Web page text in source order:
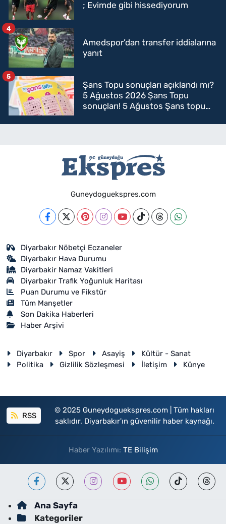
; Evimde gibi hissediyorum
Amedspor’dan transfer iddialarına
yanıt
4
Şans Topu sonuçları açıklandı mı?
5 Ağustos 2026 Şans Topu
sonuçları! 5 Ağustos Şans topu
5
Guneydoguekspres.com
Diyarbakır Nöbetçi Eczaneler
Diyarbakır Hava Durumu
Diyarbakir Namaz Vakitleri
Diyarbakır Trafik Yoğunluk Haritası
Puan Durumu ve Fikstür
Tüm Manşetler
Son Dakika Haberleri
Haber Arşivi
Diyarbakır Spor Asayiş
Kültür - Sanat
Politika
Gizlilik Sözleşmesi İletişim Künye
RSS
© 2025 Guneydoguekspres.com | Tüm hakları
saklıdır. Diyarbakır'ın güvenilir haber kaynağı.
Haber Yazılımı: TE Bilişim
Ana Sayfa
Kategoriler